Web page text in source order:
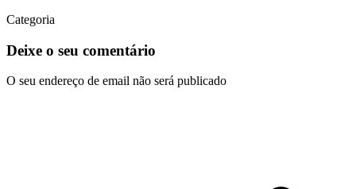
Categoria
Deixe o seu comentário
O seu endereço de email não será publicado